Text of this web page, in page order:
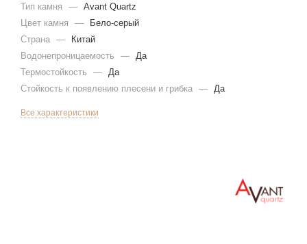
Тип камня — Avant Quartz
Цвет камня
—
Бело-серый
Страна —
Китай
Водонепроницаемость
—
Да
Термостойкость
—
Да
Стойкость к появлению плесени и грибка — Да
Все характеристики